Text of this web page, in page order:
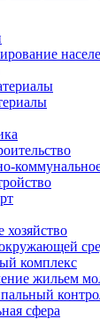
коммунальное
хозяйство
комплекс
жильем
сфера